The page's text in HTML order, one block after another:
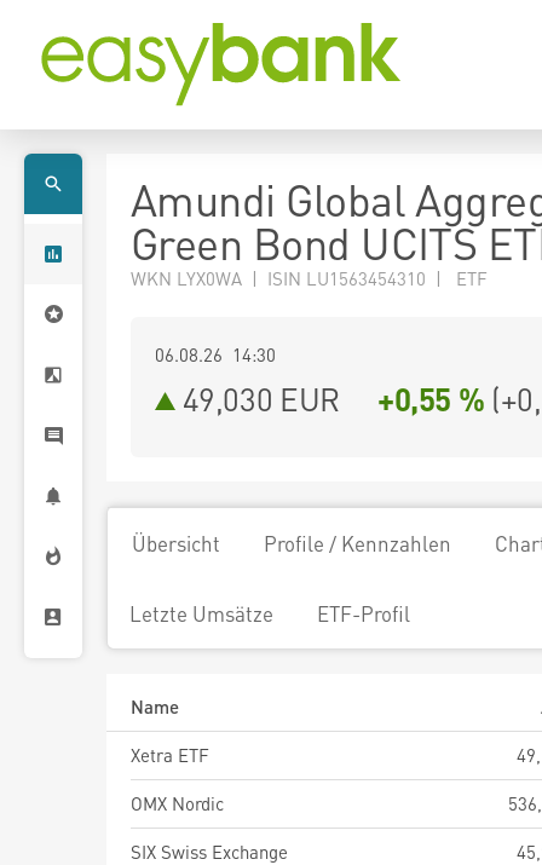
Amundi Global
Green Bond UCITS
WKN LYX0WA | ISIN LU1563454310 | ETF
06.08.26 14:30
49,030 EUR +0,55 % (
Übersicht Profile / Kennzahlen
Letzte Umsätze ETF-Profil
Name
Xetra ETF
OMX Nordic
SIX Swiss Exchange